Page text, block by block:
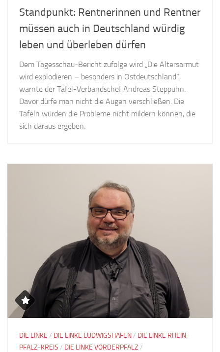
Standpunkt: Rentnerinnen und Rentner
müssen auch in Deutschland würdig
leben und überleben dürfen
Dem Tagesschau-Bericht zufolge wird „Die Altersarmut
wird explodieren – besonders in Ostdeutschland“,
warnte der Tafel-Verbandschef Andreas Steppuhn.
Davor dürfe man nicht die Augen verschließen. Die
Tafeln würden die Probleme nicht mildern können, die
sich daraus ergeben.
DIE LINKE / DIE LINKE LUDWIGSHAFEN/ DIE LINKE RHEIN-
PFALZ-KREIS / DIE LINKE VORDERPFALZ /